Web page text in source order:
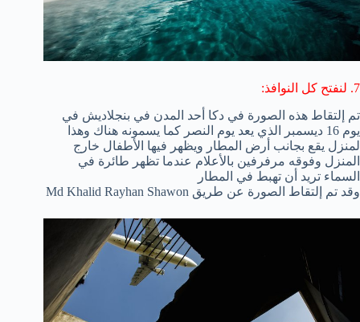
7. لنفتح كل النوافذ:
تم إلتقاط هذه الصورة في دكا أحد المدن في بنجلاديش في
يوم 16 ديسمبر الذي يعد يوم النصر كما يسمونه هناك وهذا
لمنزل يقع بجانب أرض المطار ويظهر فيها الأطفال خارج
المنزل وفوقه مرفرفين بالأعلام عندما تظهر طائرة في
السماء تريد أن تهبط في المطار
وقد تم إلتقاط الصورة عن طريق Md Khalid Rayhan Shawon